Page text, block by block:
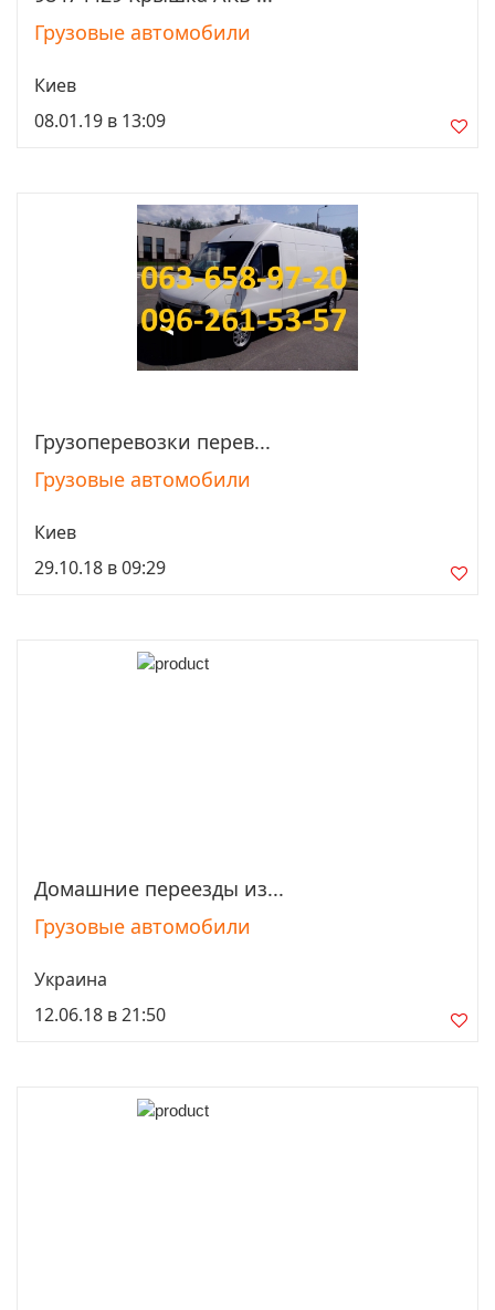
Грузовые автомобили
Киев
08.01.19 в 13:09
Просмотреть
Грузоперевозки перев...
Грузовые автомобили
Киев
29.10.18 в 09:29
Просмотреть
Домашние переезды из...
Грузовые автомобили
Украина
12.06.18 в 21:50